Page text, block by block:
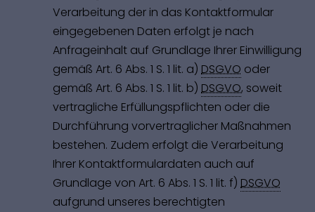
Verarbeitung der in das Kontaktformular
eingegebenen Daten erfolgt je nach
Anfrageinhalt auf Grundlage Ihrer Einwilligung
gemäß Art. 6 Abs. 1 S. 1 lit. a) DSGVO oder
gemäß Art. 6 Abs. 1 S. 1 lit. b) DSGVO, soweit
vertragliche Erfüllungspflichten oder die
Durchführung vorvertraglicher Maßnahmen
bestehen. Zudem erfolgt die Verarbeitung
Ihrer Kontaktformulardaten auch auf
Grundlage von Art. 6 Abs. 1 S. 1 lit. f) DSGVO
aufgrund unseres berechtigten